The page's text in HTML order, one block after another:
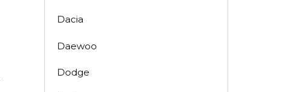
Dacia
Daewoo
Dodge